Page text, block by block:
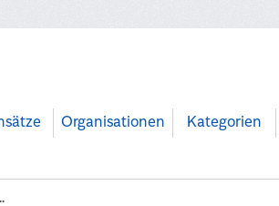
Organisationen Kategorien